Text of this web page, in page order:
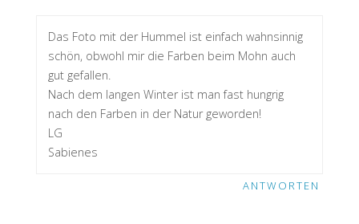
Das Foto mit der Hummel ist einfach wahnsinnig
schön, obwohl mir die Farben beim Mohn auch
gut gefallen.
Nach dem langen Winter ist man fast hungrig
nach den Farben in der Natur geworden!
LG
Sabienes
ANTWORTEN